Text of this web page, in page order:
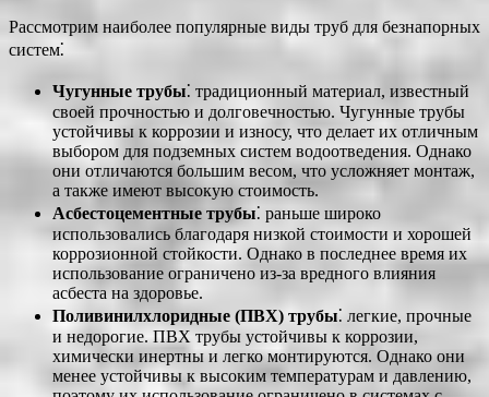
Рассмотрим наиболее популярные виды труб для безнапорных
систем⁚
Чугунные трубы⁚ традиционный материал, известный
своей прочностью и долговечностью. Чугунные трубы
устойчивы к коррозии и износу, что делает их отличным
выбором для подземных систем водоотведения. Однако
они отличаются большим весом, что усложняет монтаж,
а также имеют высокую стоимость.
Асбестоцементные трубы⁚ раньше широко
использовались благодаря низкой стоимости и хорошей
коррозионной стойкости. Однако в последнее время их
использование ограничено из-за вредного влияния
асбеста на здоровье.
Поливинилхлоридные (ПВХ) трубы⁚ легкие, прочные
и недорогие. ПВХ трубы устойчивы к коррозии,
химически инертны и легко монтируются. Однако они
менее устойчивы к высоким температурам и давлению,